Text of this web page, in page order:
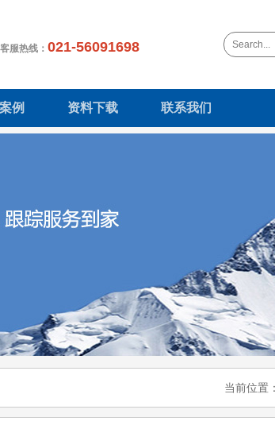
服热线： 021-56091698
例 资料下载 联系我们
当前位置